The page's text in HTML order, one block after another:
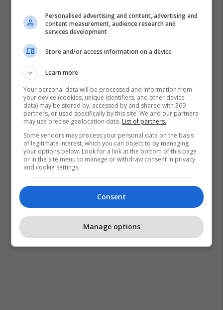
Manovra Kamioni
Personalised advertising and content, advertising and
content measurement, audience research and
services development
Store and/or access information on a device
Learn more
Your personal data will be processed and information from
your device (cookies, unique identifiers, and other device
data) may be stored by, accessed by and shared with 369
partners, or used specifically by this site. We and our partners
may use precise geolocation data. List of partners.
Some vendors may process your personal data on the basis
of legitimate interest, which you can object to by managing
your options below. Look for a link at the bottom of this page
or in the site menu to manage or withdraw consent in privacy
and cookie settings.
Consent
Manage options